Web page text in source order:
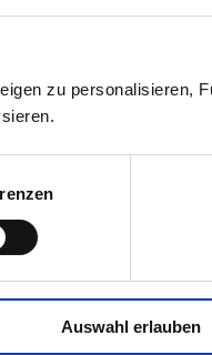
zu personalisieren,
Auswahl erlauben